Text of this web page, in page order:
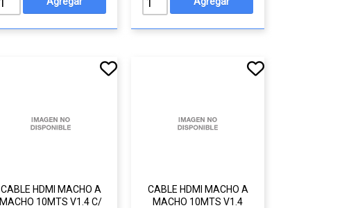
CABLE HDMI MACHO A
MACHO 10MTS V1.4 C/
CABLE HDMI MACHO A
MACHO 10MTS V1.4